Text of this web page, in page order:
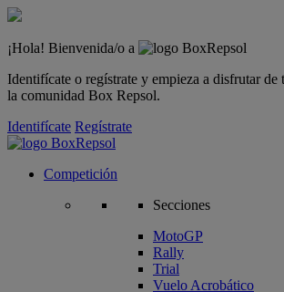
¡Hola! Bienvenida/o a
Identifícate o regístrate y empieza a disfrutar de
la comunidad Box Repsol.
Identifícate Regístrate
Competición
Secciones
MotoGP
Rally
Trial
Vuelo Acrobático